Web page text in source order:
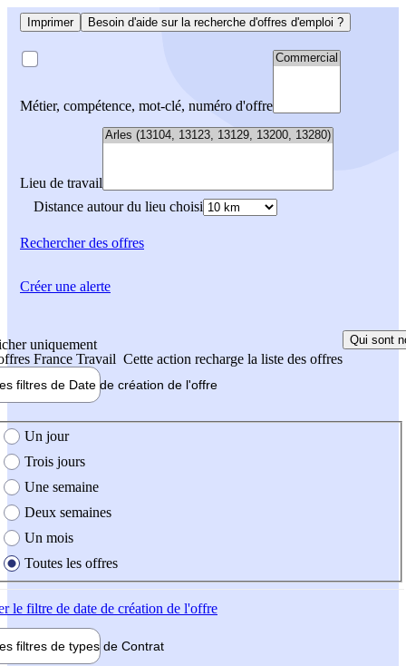
Imprimer Besoin d'aide sur la recherche d'offres d'emploi ?
Métier, compétence, mot-clé, numéro d'offre
Lieu de travail
Distance autour du lieu choisi
Rechercherdes offres
uniquement
France Travail Cette action recharge la liste des offres
Qui sont
filtres de Date de création de l'offre
création de l'offre
Un jour
Trois jours
Une semaine
Deux semaines
Un mois
Toutes les offres
le filtre de date de création de l'offre
filtres de types de Contrat
Créer une alerte